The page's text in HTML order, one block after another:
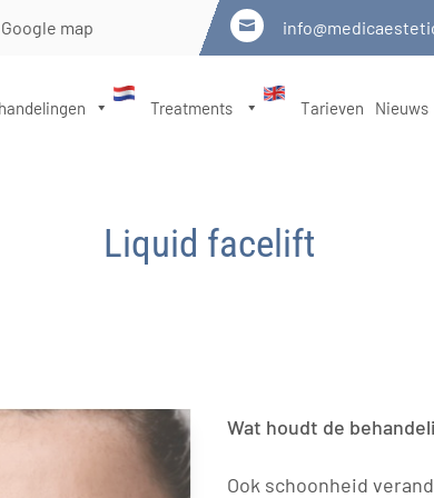
map 
Treatments Tarieven Nieuws
Liquid facelift
Wat houdt de
Ook schoonheid